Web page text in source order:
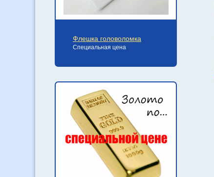
Флешка головоломка
Специальная цена